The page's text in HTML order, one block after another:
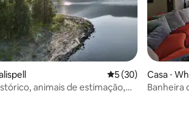
5 de uma avaliação
5 (30)
animais de estimação,
Casa ⋅
Banheira